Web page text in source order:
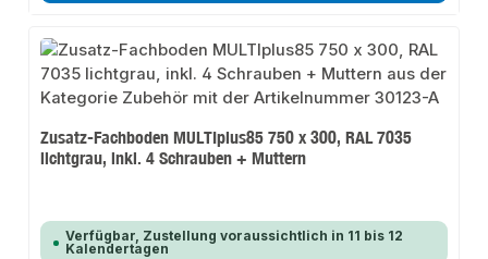
Zusatz-Fachboden MULTIplus85 750 x 300, RAL 7035
lichtgrau, inkl. 4 Schrauben + Muttern
Verfügbar, Zustellung voraussichtlich in 11 bis 12
Kalendertagen